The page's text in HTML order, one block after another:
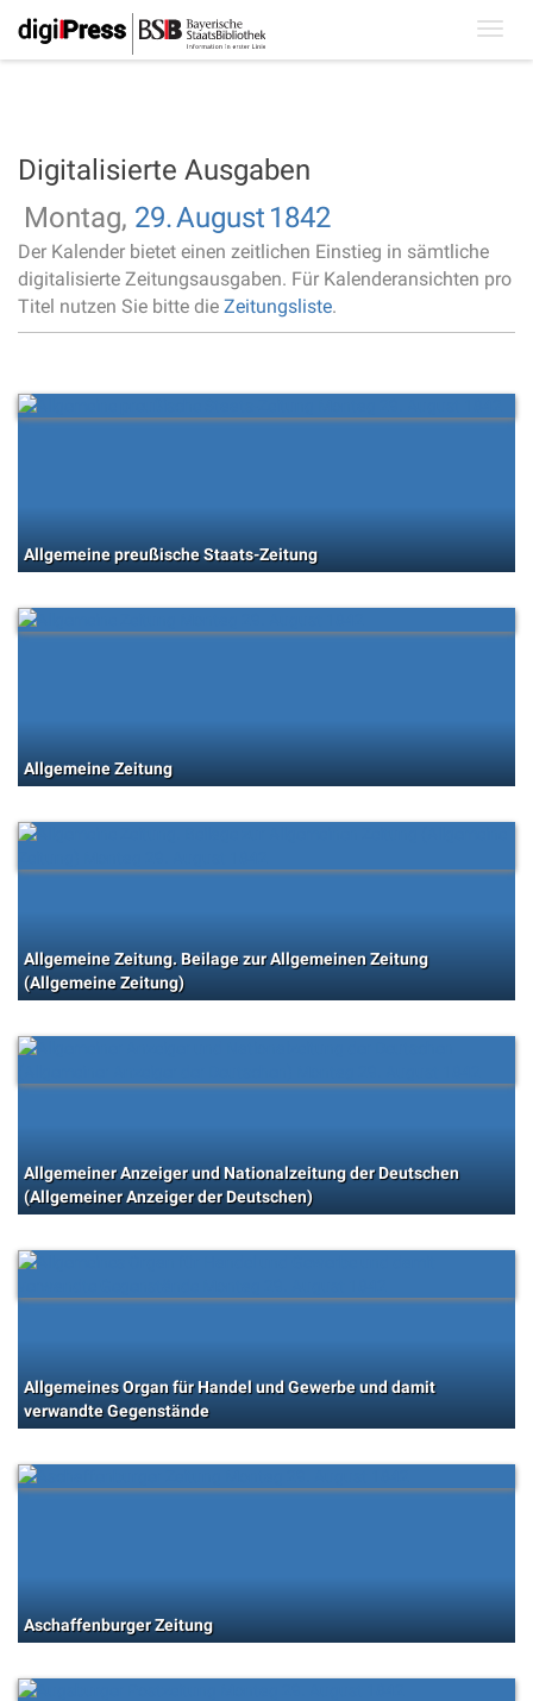
Digitalisierte Ausgaben
Montag, 29.August 1842
Der Kalender bietet einen zeitlichen Einstieg in sämtliche
digitalisierte Zeitungsausgaben. Für Kalenderansichten pro
Titel nutzen Sie bitte die Zeitungsliste.
Allgemeine preußische Staats-Zeitung
Allgemeine Zeitung
Allgemeine Zeitung. Beilage zur Allgemeinen Zeitung
(Allgemeine Zeitung)
Allgemeiner Anzeiger und Nationalzeitung der Deutschen
(Allgemeiner Anzeiger der Deutschen)
Allgemeines Organ für Handel und Gewerbe und damit
verwandte Gegenstände
Aschaffenburger Zeitung